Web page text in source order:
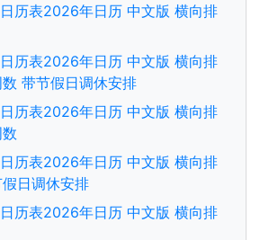
历表2026年日历 中文版 横向排
历表2026年日历 中文版 横向排
带节假日调休安排
历表2026年日历 中文版 横向排
历表2026年日历 中文版 横向排
日调休安排
历表2026年日历 中文版 横向排